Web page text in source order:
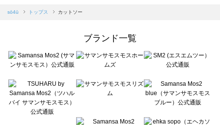
Samansa Mos2 blue（サマンサモスモス ブルー）のカットソー一覧
sō4ū（ソウフォーユー）のカットソー一覧
Te chichi（テチチ）のカットソー一覧
Te chichi CLASSIC（テチチ クラシック）のカットソー一覧
Lugnoncure（ルノンキュール）のカットソー一覧
BETTY'S BLUE（べティーズブルー）のカットソー一覧
Wpc.（ワールドパーティー）のカットソー一覧
sō4ū トップス カットソー
ブランド一覧